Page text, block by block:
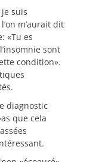
suis
m’aurait dit
«Tu es
sont
condition».
diagnostic
que cela